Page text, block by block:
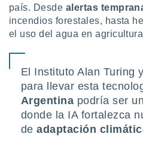
país. Desde alertas
incendios forestales, hasta
el uso del agua en
El Instituto Alan Turing
para llevar esta
Argentina podría ser
donde la IA fortalezca
deadaptación